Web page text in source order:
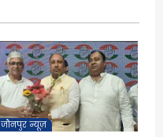
जौनपुर न्यूज़